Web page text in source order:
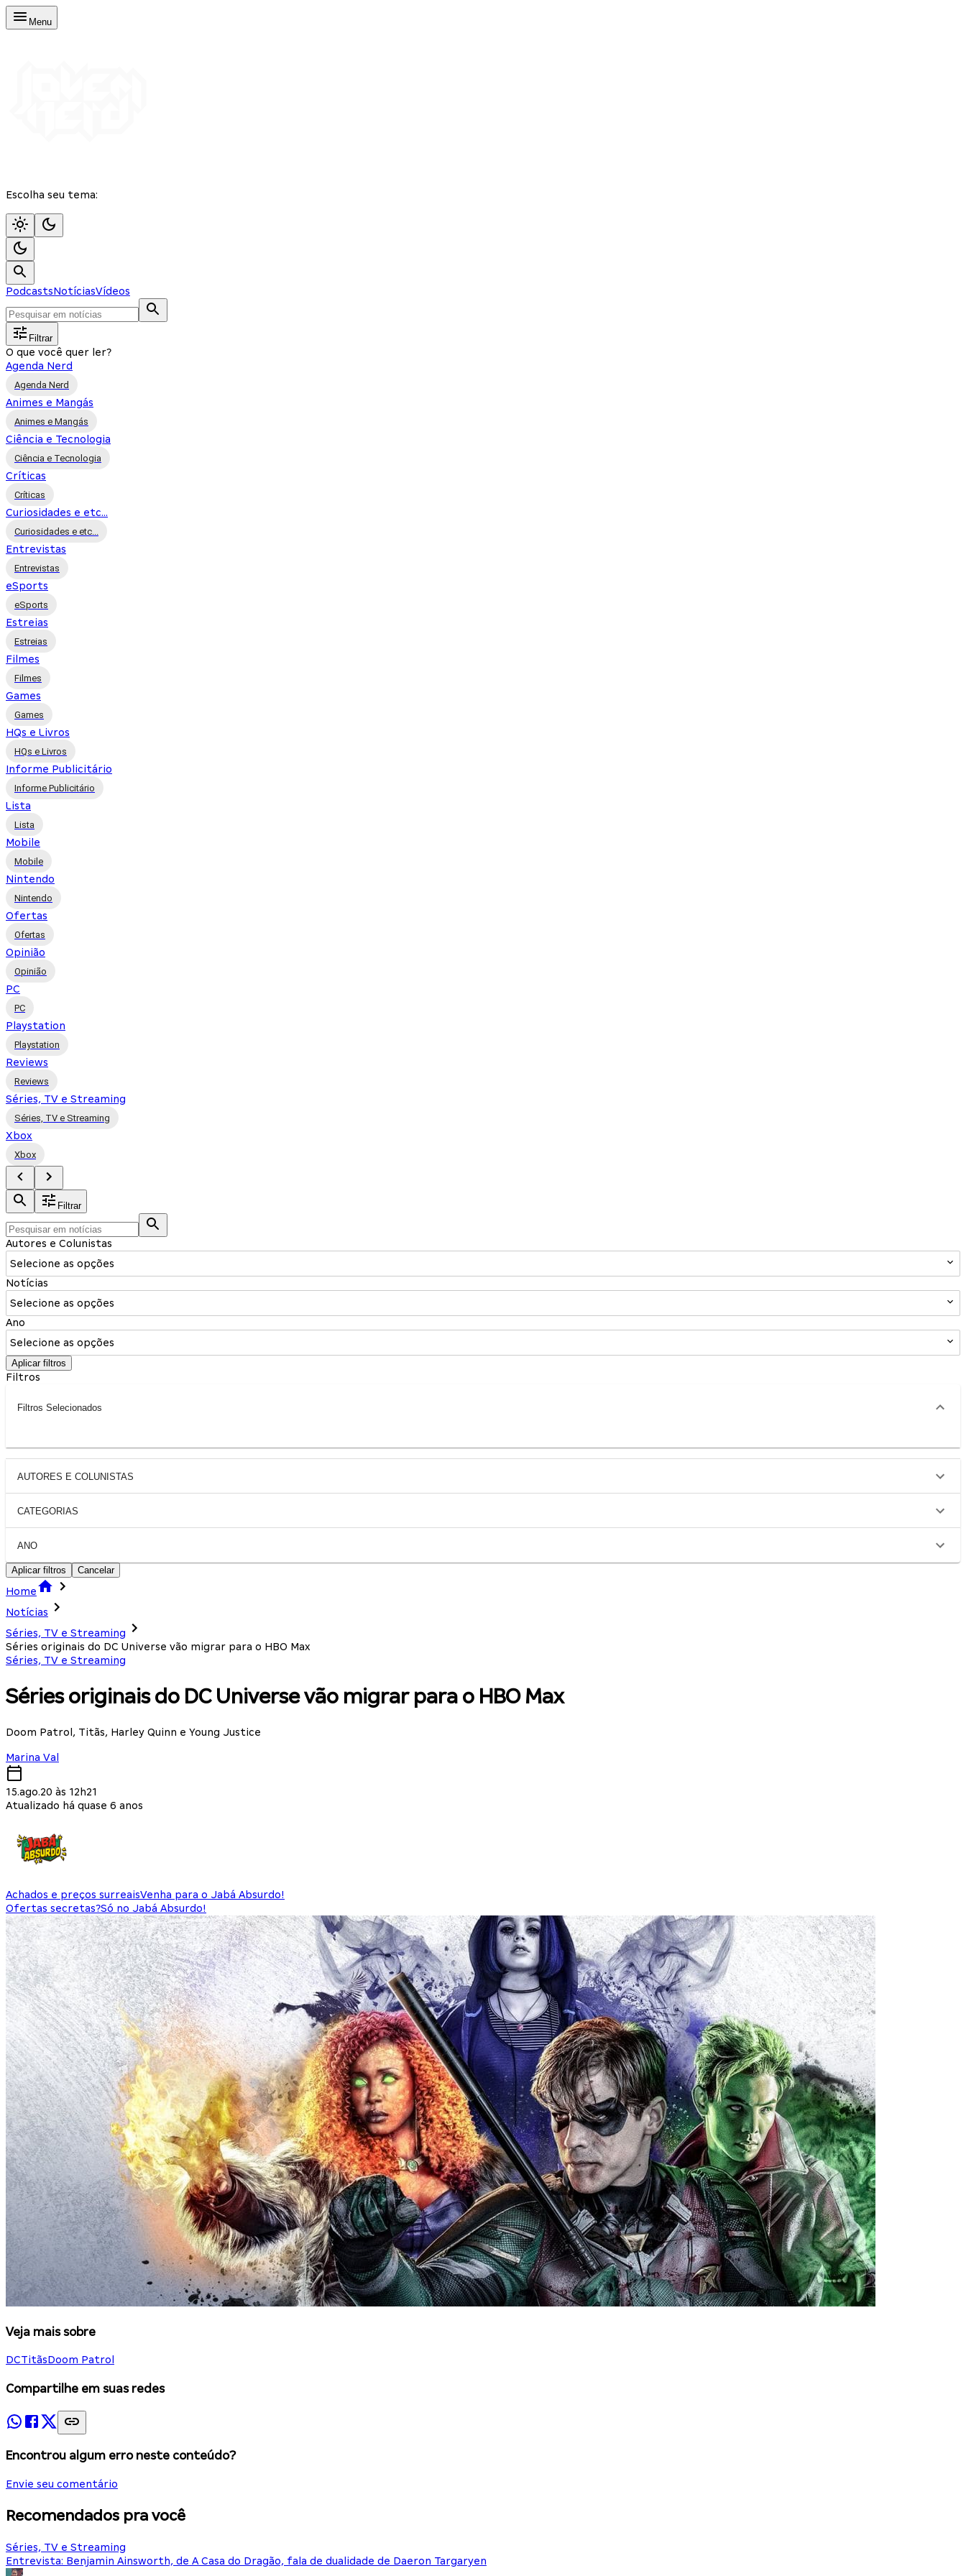
Menu
Escolha seu tema:
PodcastsNotíciasVídeos
Filtrar
O que você quer ler?
Agenda Nerd
Agenda Nerd
Animes e Mangás
Animes e Mangás
Ciência e Tecnologia
Ciência e Tecnologia
Críticas
Críticas
Curiosidades e etc...
Curiosidades e etc...
Entrevistas
Entrevistas
eSports
eSports
Estreias
Estreias
Filmes
Filmes
Games
Games
HQs e Livros
HQs e Livros
Informe Publicitário
Informe Publicitário
Lista
Lista
Mobile
Mobile
Nintendo
Nintendo
Ofertas
Ofertas
Opinião
Opinião
PC
PC
Playstation
Playstation
Reviews
Reviews
Séries, TV e Streaming
Séries, TV e Streaming
Xbox
Xbox
Filtrar
Autores e Colunistas
Selecione as opções
Notícias
Selecione as opções
Ano
Selecione as opções
Aplicar filtros
Filtros
Filtros Selecionados
AUTORES E COLUNISTAS
CATEGORIAS
ANO
Aplicar filtros Cancelar
Home
Notícias
Séries, TV e Streaming
Séries originais do DC Universe vão migrar para o HBO Max
Séries, TV e Streaming
Séries originais do DC Universe vão migrar para o HBO Max
Doom Patrol, Titãs, Harley Quinn e Young Justice
Marina Val
15.ago.20 às 12h21
Atualizado há quase 6 anos
Achados e preços surreaisVenha para o Jabá Absurdo!
Ofertas secretas?Só no Jabá Absurdo!
Veja mais sobre
DCTitãsDoom Patrol
Compartilhe em suas redes
Encontrou algum erro neste conteúdo?
Envie seu comentário
Recomendados pra você
Séries, TV e Streaming
Entrevista: Benjamin Ainsworth, de A Casa do Dragão, fala de dualidade de Daeron Targaryen